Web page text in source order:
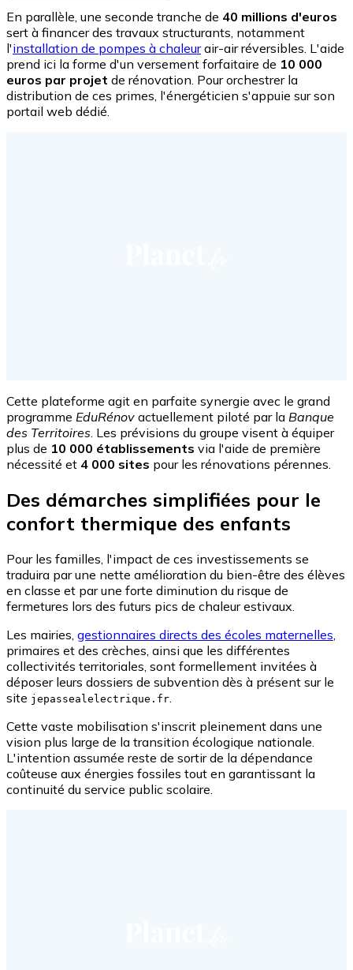
En parallèle, une seconde tranche de 40 millions d'euros
sert à financer des travaux structurants, notamment
l'installation de pompes à chaleurair-air réversibles. L'aide
prend ici la forme d'un versement forfaitaire de 10 000
euros par projet de rénovation. Pour orchestrer la
distribution de ces primes, l'énergéticien s'appuie sur son
portail web dédié.
Cette plateforme agit en parfaite synergie avec le grand
programme EduRénov actuellement piloté par la Banque
des Territoires. Les prévisions du groupe visent à équiper
plus de 10 000 établissements via l'aide de première
nécessité et 4 000 sites pour les rénovations pérennes.
Des démarches simplifiées pour le
confort thermique des enfants
Pour les familles, l'impact de ces investissements se
traduira par une nette amélioration du bien-être des élèves
en classe et par une forte diminution du risque de
fermetures lors des futurs pics de chaleur estivaux.
Les mairies, gestionnaires directs des écoles maternelles,
primaires et des crèches, ainsi que les différentes
collectivités territoriales, sont formellement invitées à
déposer leurs dossiers de subvention dès à présent sur le
site jepassealelectrique.fr.
Cette vaste mobilisation s'inscrit pleinement dans une
vision plus large de la transition écologique nationale.
L'intention assumée reste de sortir de la dépendance
coûteuse aux énergies fossiles tout en garantissant la
continuité du service public scolaire.